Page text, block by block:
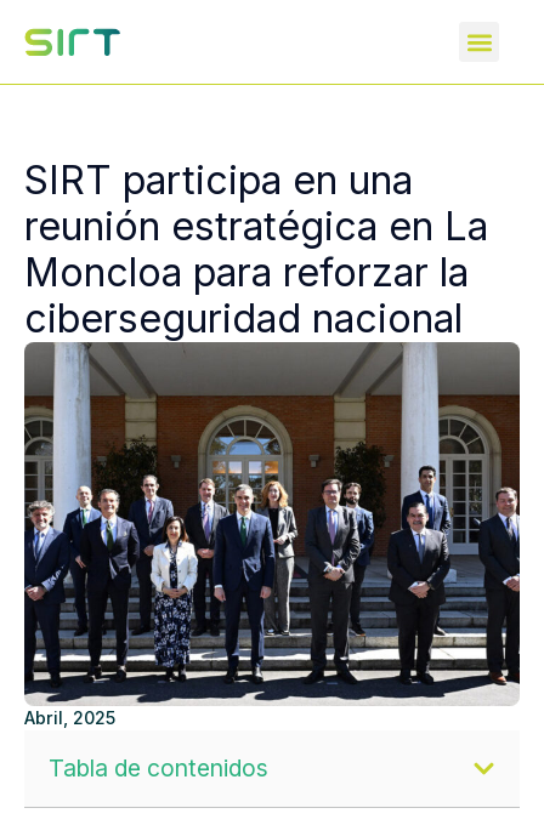
SIRT participa en una
reunión estratégica en La
Moncloa para reforzar la
ciberseguridad nacional
Abril, 2025
Tabla de contenidos